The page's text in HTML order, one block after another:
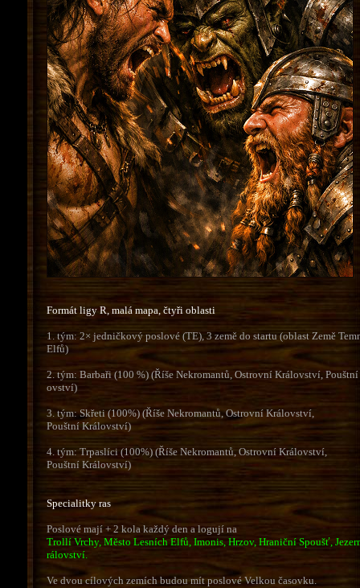
Formát ligy R, malá mapa, čtyři oblasti
1. tým: 2× jedničkový poslové (TE), 3 země do startu (oblast Země
Elfů)
2. tým: Barbaři (100 %) (Říše Nekromantů, Ostrovní Království,
ovství)
3. tým: Skřeti (100%) (Říše Nekromantů, Ostrovní Království,
Pouštní Království)
4. tým: Trpaslíci (100%) (Říše Nekromantů, Ostrovní Království,
Pouštní Království)
Specialitky ras
Poslové mají + 2 kola každý den a logují na
Trollí Vrchy, Město Lesních Elfů, Imonis, Hrzov, Hraniční Spoušť,
rálovství.
Ve dvou cílových zemích budou mít poslové Velkou časovku.